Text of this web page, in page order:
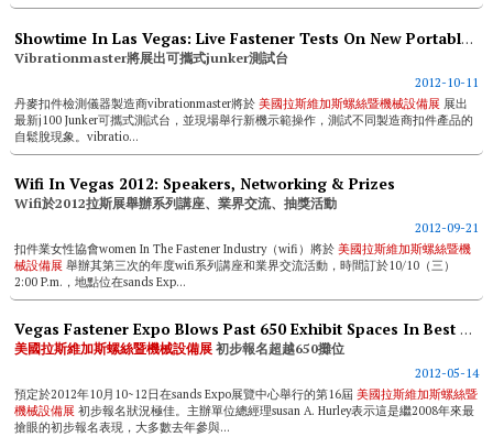
Showtime In Las Vegas: Live Fastener Tests On New Portable Junker Test Bench
Vibrationmaster將展出可攜式junker測試台
2012-10-11
丹麥扣件檢測儀器製造商vibrationmaster將於 美國拉斯維加斯螺絲暨機械設備展 展出
最新j100 Junker可攜式測試台，並現場舉行新機示範操作，測試不同製造商扣件產品的
自鬆脫現象。vibratio...
Wifi In Vegas 2012: Speakers, Networking & Prizes
Wifi於2012拉斯展舉辦系列講座、業界交流、抽獎活動
2012-09-21
扣件業女性協會women In The Fastener Industry（wifi）將於 美國拉斯維加斯螺絲暨機
械設備展舉辦其第三次的年度wifi系列講座和業界交流活動，時間訂於10/10（三）
2:00 P.m.，地點位在sands Exp...
Vegas Fastener Expo Blows Past 650 Exhibit Spaces In Best Start Since 2008
美國拉斯維加斯螺絲暨機械設備展初步報名超越650攤位
2012-05-14
預定於2012年10月10~12日在sands Expo展覽中心舉行的第16屆 美國拉斯維加斯螺絲暨
機械設備展初步報名狀況極佳。主辦單位總經理susan A. Hurley表示這是繼2008年來最
搶眼的初步報名表現，大多數去年參與...